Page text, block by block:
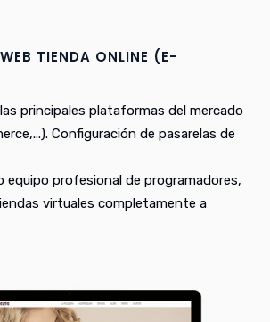
TIENDA ONLINE (E-
principales plataformas del mercado
Configuración de pasarelas de
equipo profesional de programadores,
virtuales completamente a